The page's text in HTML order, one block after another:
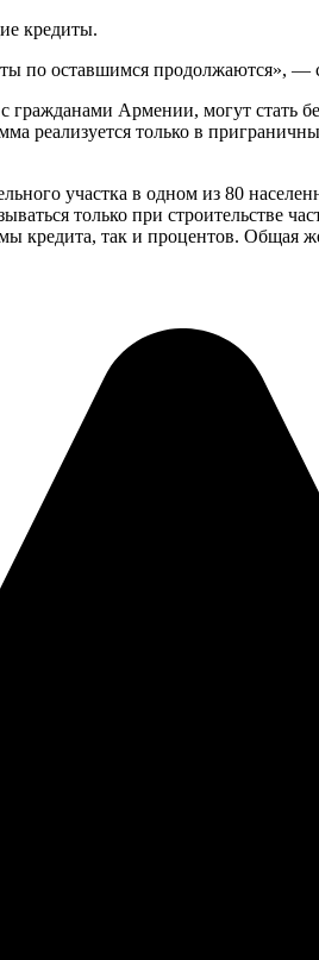
кредиты.
по оставшимся продолжаются», —
гражданами Армении, могут
реализуется только в
участка в одном из 80
только при строительстве
кредита, так и процентов. Общая